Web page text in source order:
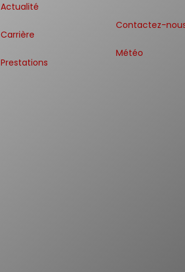
Actualité
Carrière
Prestations
Contactez-
Météo